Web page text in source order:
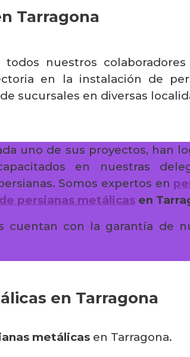
Tarragona
todos nuestros
en la instalación de
sucursales en diversas
uno de sus proyectos, han
en nuestras
Somos expertos en
persianas metálicas en
con la garantía de
en Tarragona
metálicas en Tarragona.